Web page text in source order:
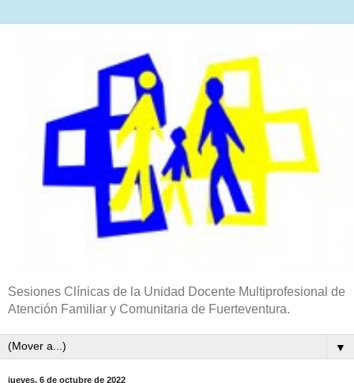
Sesiones Clínicas de la Unidad Docente Multiprofesional de
Atención Familiar y Comunitaria de Fuerteventura.
▼
jueves, 6 de octubre de 2022